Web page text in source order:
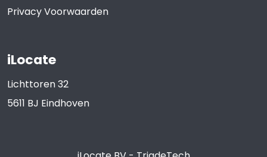
Privacy Voorwaarden
iLocate
Lichttoren 32
5611 BJ Eindhoven